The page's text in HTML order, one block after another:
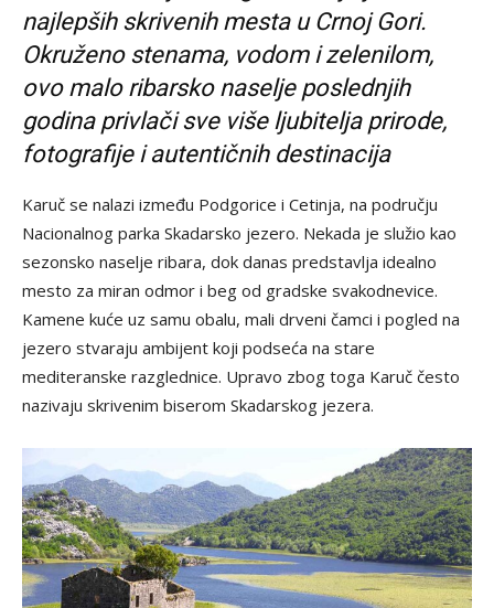
najlepših skrivenih mesta u Crnoj Gori.
Okruženo stenama, vodom i zelenilom,
ovo malo ribarsko naselje poslednjih
godina privlači sve više ljubitelja prirode,
fotografije i autentičnih destinacija
Karuč se nalazi između Podgorice i Cetinja, na području
Nacionalnog parka Skadarsko jezero. Nekada je služio kao
sezonsko naselje ribara, dok danas predstavlja idealno
mesto za miran odmor i beg od gradske svakodnevice.
Kamene kuće uz samu obalu, mali drveni čamci i pogled na
jezero stvaraju ambijent koji podseća na stare
mediteranske razglednice. Upravo zbog toga Karuč često
nazivaju skrivenim biserom Skadarskog jezera.